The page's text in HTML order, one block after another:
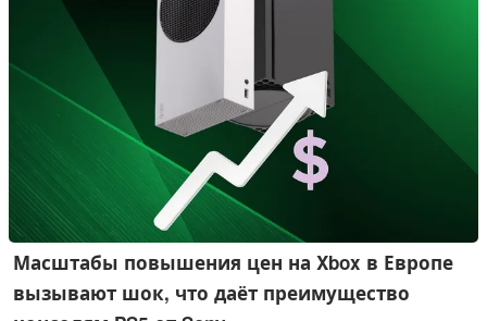
Масштабы повышения цен на Xbox в Европе
вызывают шок, что даёт преимущество